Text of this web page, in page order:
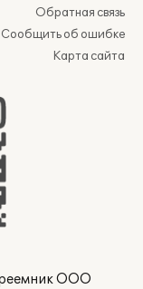
Обратная связь
Сообщить об ошибке
Карта сайта
ООО